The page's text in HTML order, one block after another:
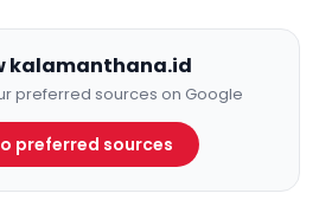
kalamanthana.id
preferred sources on Google
preferred sources